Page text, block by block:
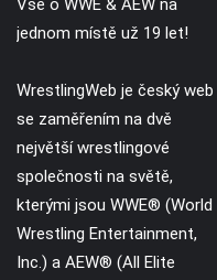
Vše o WWE & AEW na
jednom místě už 19 let!
WrestlingWeb je český web
se zaměřením na dvě
největší wrestlingové
společnosti na světě,
kterými jsou WWE® (World
Wrestling Entertainment,
Inc.) a AEW® (All Elite